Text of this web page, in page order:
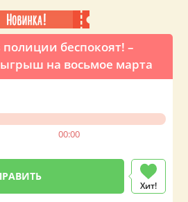
беспокоят! –
на восьмое марта
00:00
Хит!